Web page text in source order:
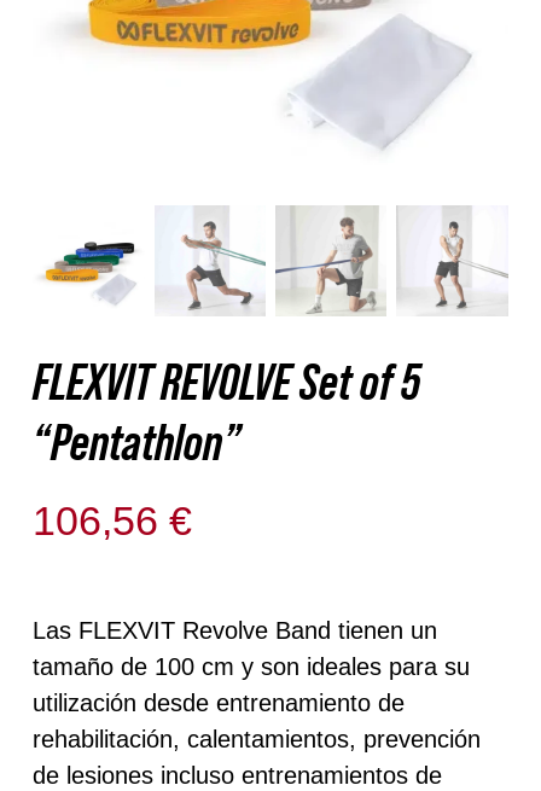
FLEXVIT REVOLVE Set of 5
“Pentathlon”
106,56€
Las FLEXVIT Revolve Band tienen un
tamaño de 100 cm y son ideales para su
utilización desde entrenamiento de
rehabilitación, calentamientos, prevención
de lesiones incluso entrenamientos de